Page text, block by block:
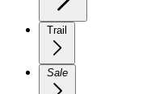
Trail
Sale